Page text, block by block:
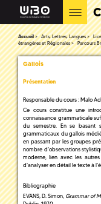
Accueil Arts, Lettres, Langues
étrangères et Régionales
Parcours
Gallois
Présentation
Responsable du cours : Malo
Ce cours constitue une
connaissance grammaticale
du semestre. En se basant
grammaticaux du gallois
en passant par les groupes
nombre d'observations
moderne, lien avec les
d'analyser en détail le texte à
Bibliographie
EVANS, D. Simon, Grammar of